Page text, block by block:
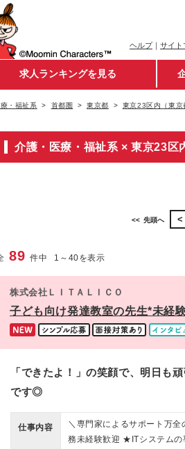
ヘルプ｜ サイト
求人ランキングを見る
・福祉系 首都圏 東京都 東京23区内（東京
介護・医療・福祉系 × 東京23区
先頭へ
89 件中 1 ～ 40を表示
株式会社ＬＩＴＡＬＩＣＯ
子ども向け発達教室の先生*未経
「できたよ！」の笑顔で、明日も
です◎
仕事内容
＼専門家によるサポート万
務未経験歓迎 ★ITシステム